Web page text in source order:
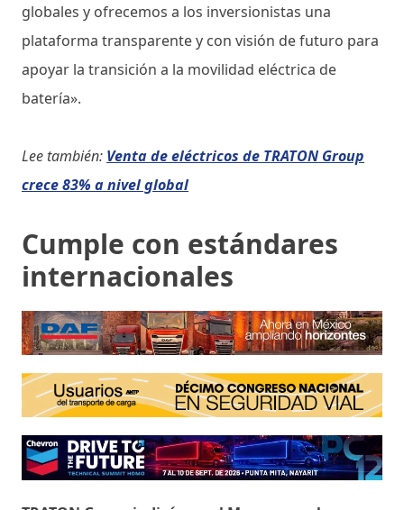
globales y ofrecemos a los inversionistas una
plataforma transparente y con visión de futuro para
apoyar la transición a la movilidad eléctrica de
batería».
Lee también: Venta de eléctricos de TRATON Group
crece 83% a nivel global
Cumple con estándares
internacionales